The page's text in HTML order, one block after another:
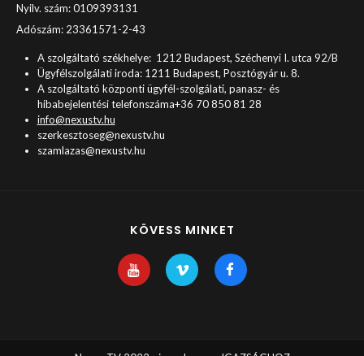
Nyilv. szám: 0109393131
Adószám: 23361571-2-43
A szolgáltató székhelye: 1212 Budapest, Széchenyi I. utca 92/B
Ügyfélszolgálati iroda: 1211 Budapest, Posztógyár u. 8.
A szolgáltató központi ügyfél-szolgálati, panasz- és
hibabejelentési telefonszáma+36 70 850 81 28
info@nexustv.hu
szerkesztoseg@nexustv.hu
szamlazas@nexustv.hu
KÖVESS MINKET